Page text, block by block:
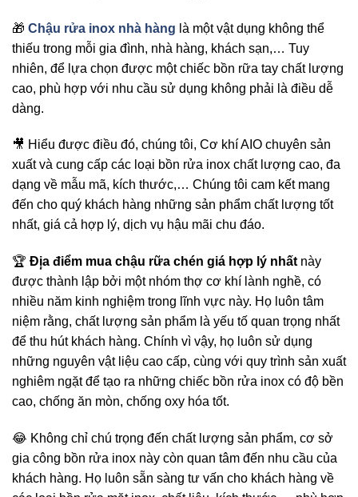
🎁 Chậu rửa inox nhà hàng là một vật dụng không thể
thiếu trong mỗi gia đình, nhà hàng, khách sạn,… Tuy
nhiên, để lựa chọn được một chiếc bồn rữa tay chất lượng
cao, phù hợp với nhu cầu sử dụng không phải là điều dễ
dàng.
🎥 Hiểu được điều đó, chúng tôi, Cơ khí AIO chuyên sản
xuất và cung cấp các loại bồn rửa inox chất lượng cao, đa
dạng về mẫu mã, kích thước,… Chúng tôi cam kết mang
đến cho quý khách hàng những sản phẩm chất lượng tốt
nhất, giá cả hợp lý, dịch vụ hậu mãi chu đáo.
🏆 Đị̣a điểm mua chậu rữa chén giá hợp lý nhất này
được thành lập bởi một nhóm thợ cơ khí lành nghề, có
nhiều năm kinh nghiệm trong lĩnh vực này. Họ luôn tâm
niệm rằng, chất lượng sản phẩm là yếu tố quan trọng nhất
để thu hút khách hàng. Chính vì vậy, họ luôn sử dụng
những nguyên vật liệu cao cấp, cùng với quy trình sản xuất
nghiêm ngặt để tạo ra những chiếc bồn rửa inox có độ bền
cao, chống ăn mòn, chống oxy hóa tốt.
😂 Không chỉ chú trọng đến chất lượng sản phẩm, cơ sở
gia công bồn rửa inox này còn quan tâm đến nhu cầu của
khách hàng. Họ luôn sẵn sàng tư vấn cho khách hàng về